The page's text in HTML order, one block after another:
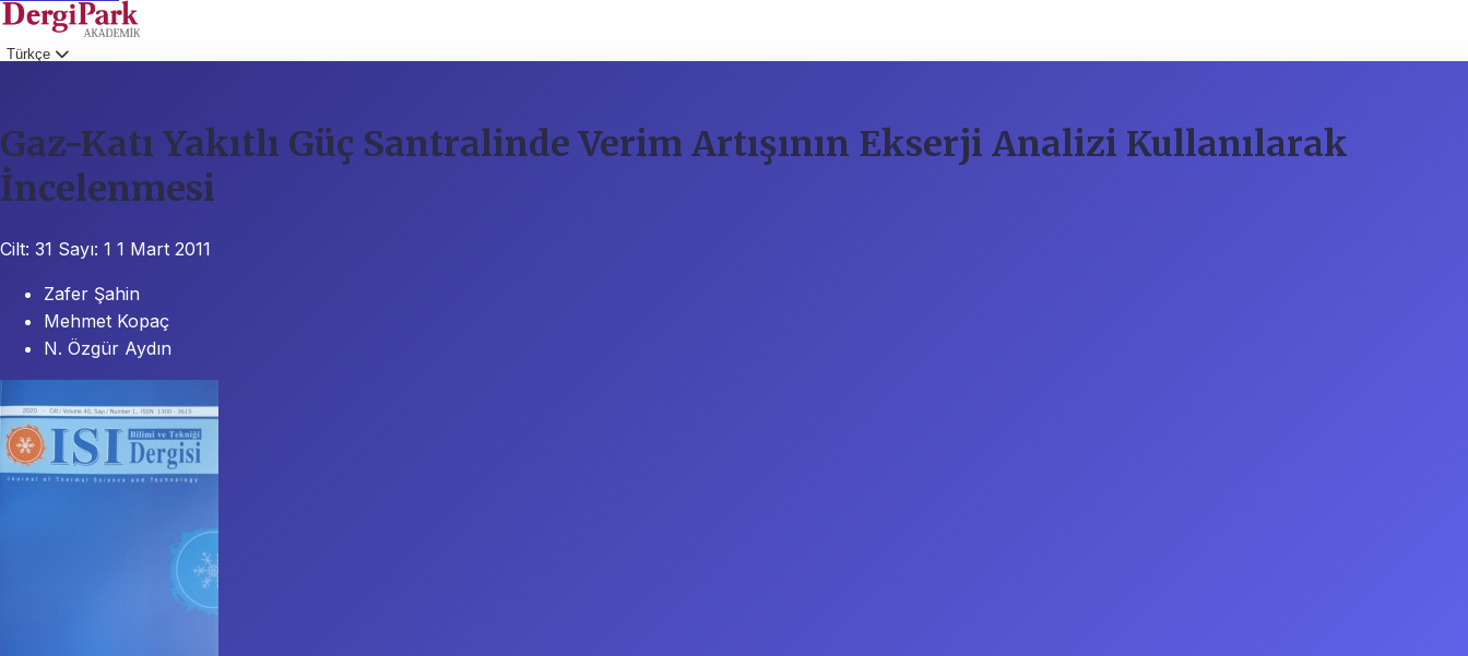
Türkçe
Gaz-Katı Yakıtlı Güç Santralinde Verim Artışının Ekserji Analizi Kullanılarak
İncelenmesi
Cilt: 31 Sayı: 1 1 Mart 2011
Zafer Şahin
Mehmet Kopaç
N. Özgür Aydın